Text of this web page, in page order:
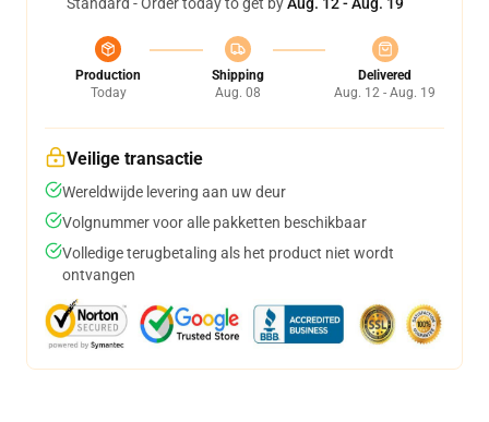
Production
Today
Shipping
Aug. 08
Delivered
Aug. 12 - Aug. 19
Veilige transactie
Wereldwijde levering aan uw deur
Volgnummer voor alle pakketten beschikbaar
Volledige terugbetaling als het product niet wordt
ontvangen